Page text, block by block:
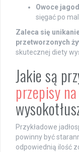
Owoce
sięgać po
Zaleca się
przetworzonych
skutecznej diety
Jakie są
przepisy
Przykładowe
powinny być
odpowiednią ilość